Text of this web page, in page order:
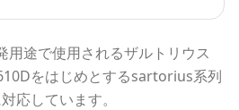
用途で使用されるザルトリウス
をはじめとするsartorius系列
応しています。